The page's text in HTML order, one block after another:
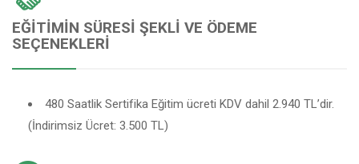
EĞITIMIN SÜRESI ŞEKLI VE ÖDEME
SEÇENEKLERI
480 Saatlik Sertifika Eğitim ücreti KDV dahil 2.940 TL’dir.
(İndirimsiz Ücret: 3.500 TL)